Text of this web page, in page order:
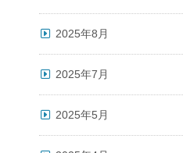
2025年8月
2025年7月
2025年5月